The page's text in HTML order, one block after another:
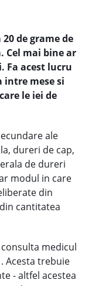
de grame de
Cel mai bine ar
Fa acest lucru
intre mese si
le iei de
ale
dureri de cap,
de dureri
modul in care
din
cantitatea
medicul
Acesta trebuie
- altfel acestea